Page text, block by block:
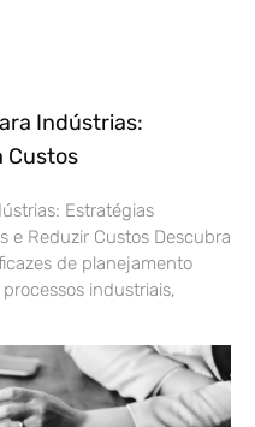
Indústrias:
Custos
Estratégias
e Reduzir Custos Descubra
de planejamento
industriais,